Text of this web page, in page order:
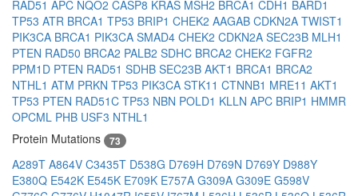
RAD51 APC NQO2 CASP8 KRAS MSH2 BRCA1 CDH1 BARD1
TP53 ATR BRCA1 TP53 BRIP1 CHEK2 AAGAB CDKN2A TWIST1
PIK3CA BRCA1 PIK3CA SMAD4 CHEK2 CDKN2A SEC23B MLH1
PTEN RAD50 BRCA2 PALB2 SDHC BRCA2 CHEK2 FGFR2
PPM1D PTEN RAD51 SDHB SEC23B AKT1 BRCA1 BRCA2
NTHL1 ATM PRKN TP53 PIK3CA STK11 CTNNB1 MRE11 AKT1
TP53 PTEN RAD51C TP53 NBN POLD1 KLLN APC BRIP1 HMMR
OPCML PHB USF3 NTHL1
Protein Mutations
73
A289T A864V C3435T D538G D769H D769N D769Y D988Y
E380Q E542K E545K E709K E757A G309A G309E G598V